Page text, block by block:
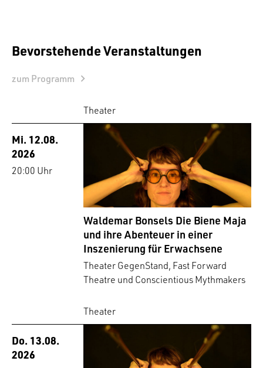
Bevorstehende Veranstaltungen
zum Programm
Theater
Mi. 12.08.
2026
20:00 Uhr
Waldemar Bonsels Die Biene Maja
und ihre Abenteuer in einer
Inszenierung für Erwachsene
Theater GegenStand, Fast Forward
Theatre und Conscientious Mythmakers
Theater
Do. 13.08.
2026